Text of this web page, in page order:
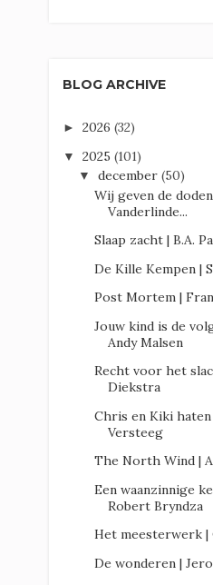
BLOG ARCHIVE
► 2026 (32)
▼ 2025 (101)
▼ december (50)
Wij geven de
Vanderlinde...
Slaap zacht | B.A.
De Kille Kempen |
Post Mortem |
Jouw kind is de
Andy Malsen
Recht voor het
Diekstra
Chris en Kiki
Versteeg
The North Wind |
Een waanzinnige
Robert Bryndza
Het meesterwerk
De wonderen |